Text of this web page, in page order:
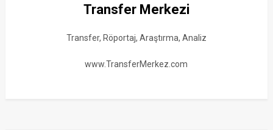
Transfer Merkezi
Transfer, Röportaj, Araştırma, Analiz
www.TransferMerkez.com